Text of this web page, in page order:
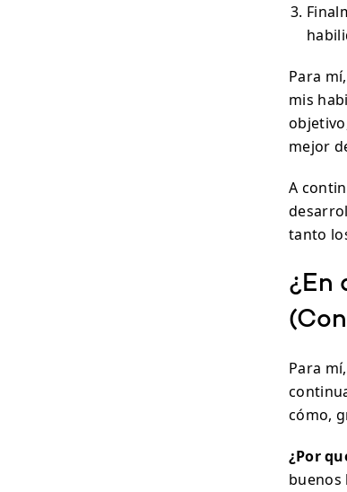
Para
mis
mejor
A
tanto
¿En
Para
cómo,
¿Por
buenos